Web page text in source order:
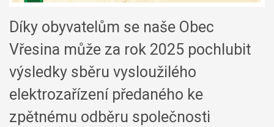
Díky obyvatelům se naše Obec
Vřesina může za rok 2025 pochlubit
výsledky sběru vysloužilého
elektrozařízení předaného ke
zpětnému odběru společnosti